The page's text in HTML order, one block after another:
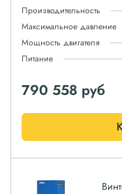
Производительность
Максимальное давление
Мощность двигателя
Питание
790 558 руб